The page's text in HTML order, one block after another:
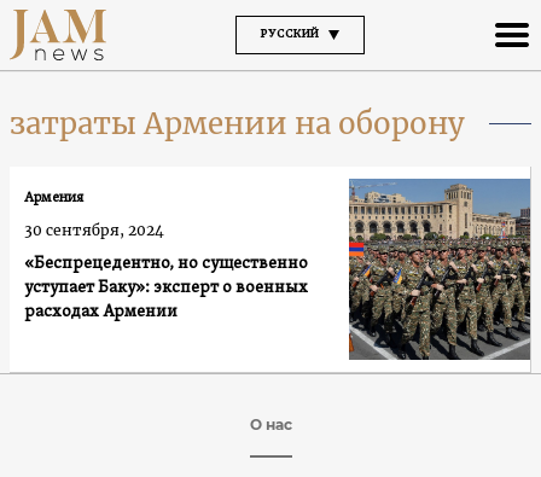
РУССКИЙ
затраты Армении на оборону
«Беспрецедентно, но существенно
уступает Баку»: эксперт о военных
расходах Армении
Армения
30 сентября, 2024
О нас